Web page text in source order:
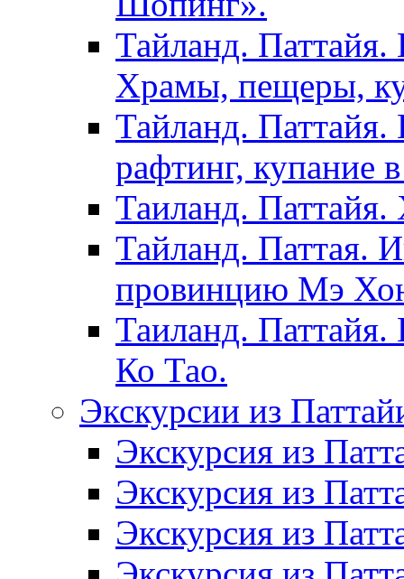
Тайланд. Паттайя.
Храмы, пещеры,
Тайланд. Паттайя.
рафтинг, купание
Таиланд.
Тайланд. Паттая.
провинцию Мэ
Таиланд.
Ко Тао.
Экскурсии из
Экскурсия из
Экскурсия из
Экскурсия из